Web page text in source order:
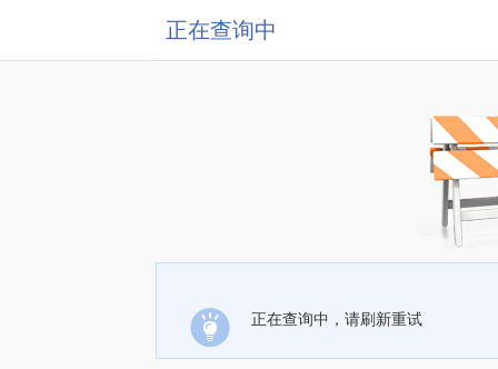
正在查询中
正在查询中，请刷新重试